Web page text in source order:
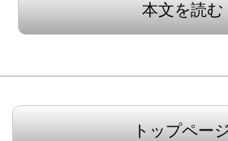
本文を読む
トップペー